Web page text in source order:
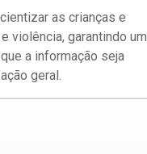
as crianças e
violência, garantindo um
a informação seja
geral.